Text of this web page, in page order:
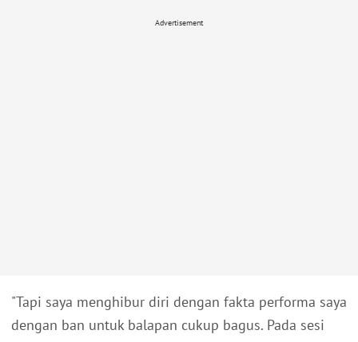
Advertisement
"Tapi saya menghibur diri dengan fakta performa saya
dengan ban untuk balapan cukup bagus. Pada sesi